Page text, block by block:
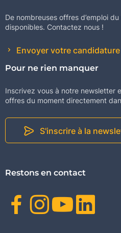
De nombreuses offres d’emploi
disponibles. Contactez nous !
Envoyer votre candidature
Pour ne rien manquer
Inscrivez vous à notre newsletter
offres du moment directement
S'inscrire à la
Restons en contact